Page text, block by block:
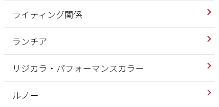
ライティング関係
ランチア
リジカラ・パフォーマンスカラー
ルノー